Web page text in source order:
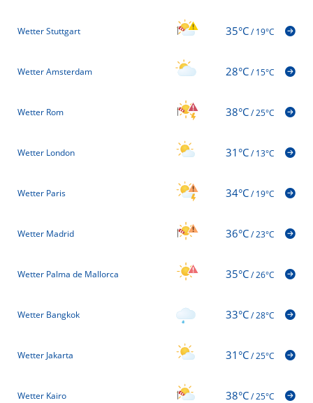
Wetter Stuttgart 35°C/19°C
Wetter Amsterdam 28°C/15°C
Wetter Rom 38°C/25°C
Wetter London 31°C/13°C
Wetter Paris 34°C/19°C
Wetter Madrid 36°C/23°C
Wetter Palma de Mallorca 35°C/26°C
Wetter Bangkok 33°C/28°C
Wetter Jakarta 31°C/25°C
Wetter Kairo 38°C/25°C